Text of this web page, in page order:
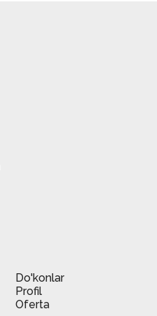
Do'konlar
Profil
Oferta